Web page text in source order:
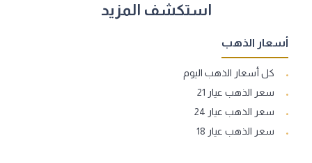
استكشف المزيد
أسعار الذهب
كل أسعار الذهب اليوم
سعر الذهب عيار 21
سعر الذهب عيار 24
سعر الذهب عيار 18